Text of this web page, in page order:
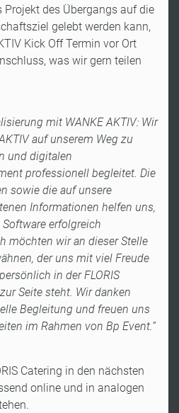
des Übergangs auf die
gelebt werden kann,
Kick Off Termin vor Ort
was wir gern teilen
mit WANKE AKTIV: Wir
auf unserem Weg zu
und digitalen
professionell begleitet. Die
sowie die auf unsere
Informationen helfen uns,
erfolgreich
möchten wir an dieser Stelle
der uns mit viel Freude
in der FLORIS
Seite steht. Wir danken
Begleitung und freuen uns
im Rahmen von Bp Event.”
Catering in den nächsten
online und in analogen